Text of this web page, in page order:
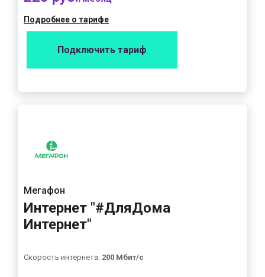
Подробнее о тарифе
Подключить тариф
Мегафон
Интернет "#ДляДома
Интернет"
Скорость интернета: 200 Мбит/с